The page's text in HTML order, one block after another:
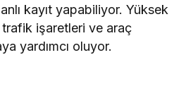
kayıt yapabiliyor. Yüksek
işaretleri ve araç
yardımcı oluyor.